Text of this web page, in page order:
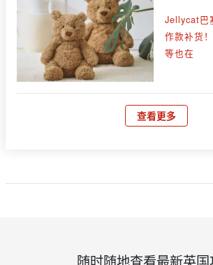
Jellycat巴
作款补货
等也在
查看更多
随时随地查看最新英